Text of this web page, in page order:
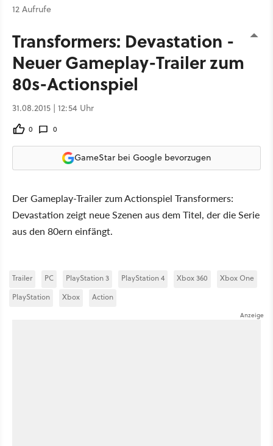
12 Aufrufe
Transformers: Devastation -
Neuer Gameplay-Trailer zum
80s-Actionspiel
31.08.2015 | 12:54 Uhr
0 0
GameStar bei Google bevorzugen
Der Gameplay-Trailer zum Actionspiel Transformers:
Devastation zeigt neue Szenen aus dem Titel, der die Serie
aus den 80ern einfängt.
Trailer PC PlayStation 3 PlayStation 4 Xbox 360
Xbox One
PlayStation
Xbox Action